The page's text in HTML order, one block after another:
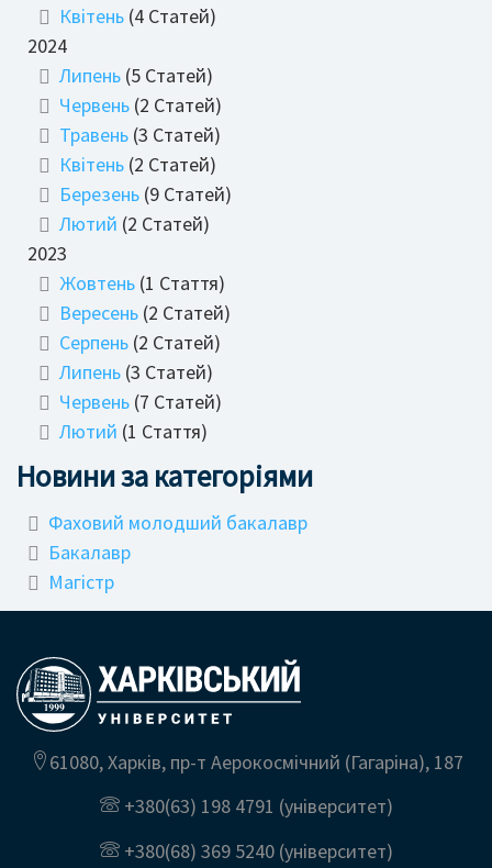
Квітень (4 Статей)
2024
Липень (5 Статей)
Червень (2 Статей)
Травень (3 Статей)
Квітень (2 Статей)
Березень (9 Статей)
Лютий (2 Статей)
2023
Жовтень (1 Стаття)
Вересень (2 Статей)
Серпень (2 Статей)
Липень (3 Статей)
Червень (7 Статей)
Лютий (1 Стаття)
Новини за категоріями
Фаховий молодший бакалавр
Бакалавр
Магістр
61080, Харків, пр-т Аерокосмічний (Гагаріна), 187
+380(63) 198 4791 (університет)
+380(68) 369 5240(університет)